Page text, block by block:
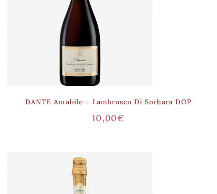
DANTE Amabile – Lambrusco Di Sorbara DOP
10,00€